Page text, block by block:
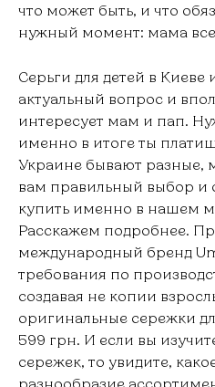
что может быть, и что
нужный момент: мама
Серьги для детей в
актуальный вопрос и
интересует мам и пап.
именно в итоге ты
Украине бывают разные,
вам правильный выбор и
купить именно в нашем
Расскажем подробнее.
международный бренд
требования по
создавая не копии
оригинальные сережки
599 грн. И если вы
сережек, то увидите,
разнообразие